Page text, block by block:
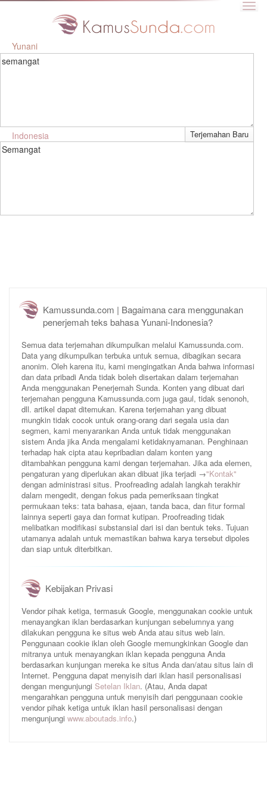
Yunani
semangat
Indonesia
Semangat
Kamussunda.com | Bagaimana cara menggunakan
penerjemah teks bahasa Yunani-Indonesia?
Semua data terjemahan dikumpulkan melalui Kamussunda.com.
Data yang dikumpulkan terbuka untuk semua, dibagikan secara
anonim. Oleh karena itu, kami mengingatkan Anda bahwa informasi
dan data pribadi Anda tidak boleh disertakan dalam terjemahan
Anda menggunakan Penerjemah Sunda. Konten yang dibuat dari
terjemahan pengguna Kamussunda.com juga gaul, tidak senonoh,
dll. artikel dapat ditemukan. Karena terjemahan yang dibuat
mungkin tidak cocok untuk orang-orang dari segala usia dan
segmen, kami menyarankan Anda untuk tidak menggunakan
sistem Anda jika Anda mengalami ketidaknyamanan. Penghinaan
terhadap hak cipta atau kepribadian dalam konten yang
ditambahkan pengguna kami dengan terjemahan. Jika ada elemen,
pengaturan yang diperlukan akan dibuat jika terjadi →"Kontak"
dengan administrasi situs. Proofreading adalah langkah terakhir
dalam mengedit, dengan fokus pada pemeriksaan tingkat
permukaan teks: tata bahasa, ejaan, tanda baca, dan fitur formal
lainnya seperti gaya dan format kutipan. Proofreading tidak
melibatkan modifikasi substansial dari isi dan bentuk teks. Tujuan
utamanya adalah untuk memastikan bahwa karya tersebut dipoles
dan siap untuk diterbitkan.
Kebijakan Privasi
Vendor pihak ketiga, termasuk Google, menggunakan cookie untuk
menayangkan iklan berdasarkan kunjungan sebelumnya yang
dilakukan pengguna ke situs web Anda atau situs web lain.
Penggunaan cookie iklan oleh Google memungkinkan Google dan
mitranya untuk menayangkan iklan kepada pengguna Anda
berdasarkan kunjungan mereka ke situs Anda dan/atau situs lain di
Internet. Pengguna dapat menyisih dari iklan hasil personalisasi
dengan mengunjungi Setelan Iklan. (Atau, Anda dapat
mengarahkan pengguna untuk menyisih dari penggunaan cookie
vendor pihak ketiga untuk iklan hasil personalisasi dengan
mengunjungi www.aboutads.info.)